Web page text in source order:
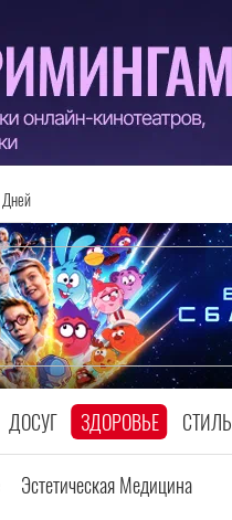
ДОСУГ ЗДОРОВЬЕ СТИЛЬ
Эстетическая Медицина